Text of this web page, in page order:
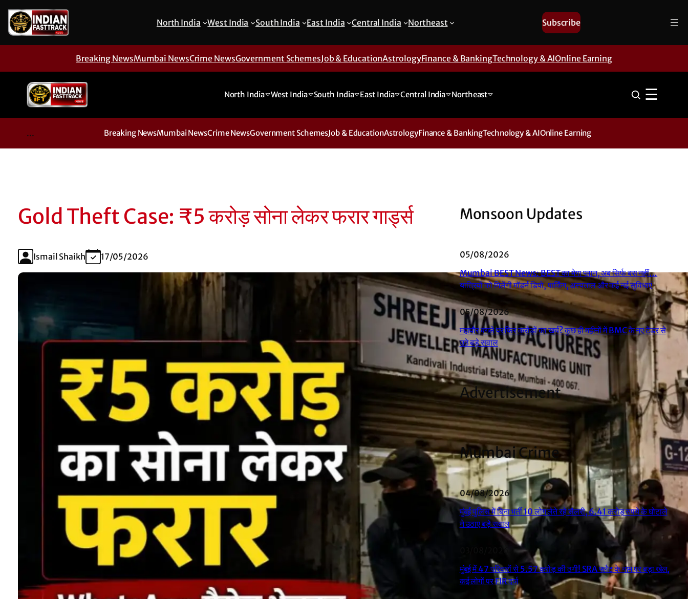
North India West India South India East India Central India Northeast Subscribe
Breaking NewsMumbai NewsCrime NewsGovernment SchemesJob & EducationAstrologyFinance & BankingTechnology & AIOnline Earning
North India West India South India East India Central India Northeast ☰
... Breaking NewsMumbai NewsCrime NewsGovernment SchemesJob & EducationAstrologyFinance & BankingTechnology & AIOnline Earning
Gold Theft Case: ₹5 करोड़ सोना लेकर फरार गार्ड्स
Ismail Shaikh 17/05/2026
Monsoon Updates
05/08/2026
Mumbai BEST News: BEST का मेगा प्लान, अब सिर्फ बस नहीं…
यात्रियों को मिलेंगी मॉडर्न डिपो, पार्किंग, अस्पताल और कई नई सुविधाएं
05/08/2026
महापौर बंगले पर फिर करोड़ों का खर्च? कुछ ही महीनों में BMC के नए टेंडर से
उठे बड़े सवाल
Advertisement
Mumbai Crime
04/08/2026
मुंबई पुलिस में बिना भर्ती 10 लोग लेते रहे सैलरी, 6.41 करोड़ रुपये के घोटाले
ने उठाए बड़े सवाल
मुंबई में 47 परिवारों से 5.57 करोड़ की ठगी! SRA फ्लैट के नाम पर बड़ा खेल,
कई लोगों पर FIR दर्ज